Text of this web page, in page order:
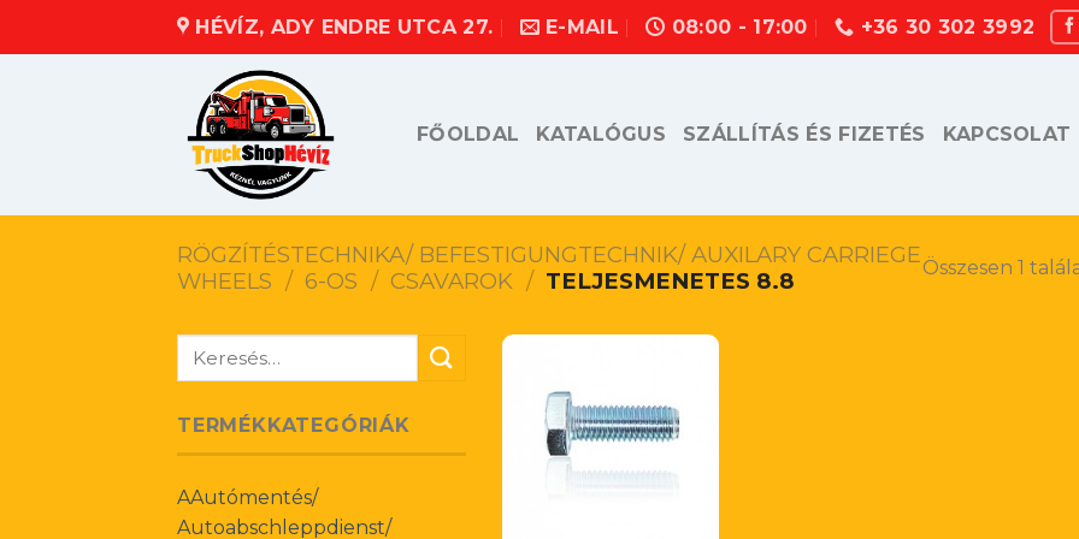
HÉVÍZ, ADY ENDRE UTCA 27. E-MAIL 08:00 - 17:00 +36 30 302 3992
FŐOLDAL KATALÓGUS SZÁLLÍTÁS ÉS FIZETÉS KAPCSOLAT
RÖGZÍTÉSTECHNIKA/ BEFESTIGUNGTECHNIK/ AUXILARY CARRIEGE
WHEELS / 6-OS / CSAVAROK / TELJESMENETES 8.8
Összesen 1
Keresés
TERMÉKKATEGÓRIÁK
AAutómentés/
Autoabschleppdienst/